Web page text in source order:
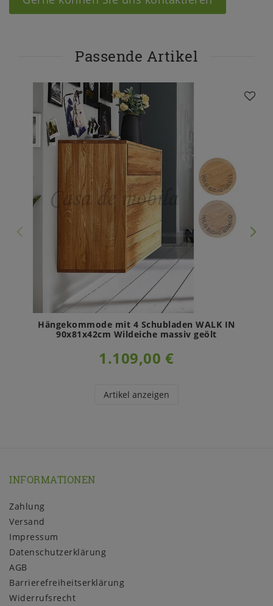
Passende Artikel
Hängekommode mit 4 Schubladen WALK IN
90x81x42cm Wildeiche massiv geölt
1.109,00 €
Artikel anzeigen
INFORMATIONEN
Zahlung
Versand
Impressum
Daten­schutz­erklärung
AGB
Barrierefreiheitserklärung
Widerrufs­recht